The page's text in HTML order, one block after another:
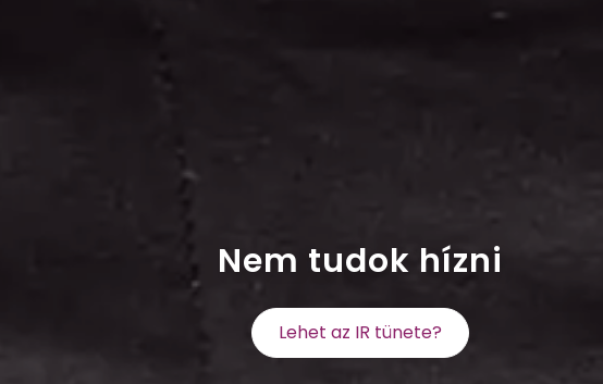
Nem tudok hízni
Lehet az IR tünete?